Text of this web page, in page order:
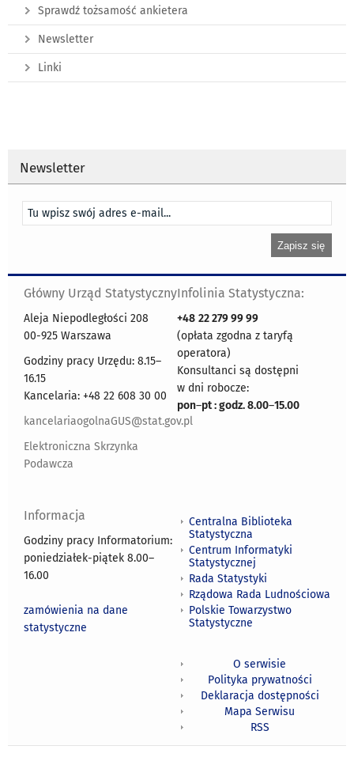
Sprawdź tożsamość ankietera
Newsletter
Linki
Newsletter
Główny Urząd Statystyczny
Aleja Niepodległości 208
00-925 Warszawa
Godziny pracy Urzędu: 8.15–
16.15
Kancelaria: +48 22 608 30 00
kancelariaogolnaGUS@stat.gov.pl
Elektroniczna Skrzynka
Podawcza
Infolinia Statystyczna:
+48 22 279 99 99
(opłata zgodna z taryfą
operatora)
Konsultanci są dostępni
w dni robocze:
pon–pt : godz. 8.00–15.00
Informacja
Godziny pracy Informatorium:
poniedziałek-piątek 8.00–
16.00
zamówienia na dane
statystyczne
Centralna Biblioteka
Statystyczna
Centrum Informatyki
Statystycznej
Rada Statystyki
Rządowa Rada Ludnościowa
Polskie Towarzystwo
Statystyczne
O serwisie
Polityka prywatności
Deklaracja dostępności
Mapa Serwisu
RSS